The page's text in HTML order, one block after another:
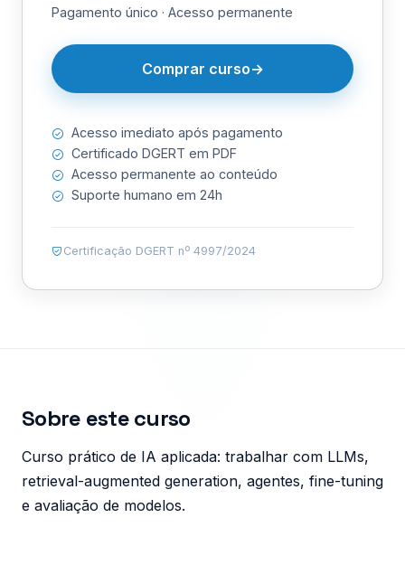
Pagamento único · Acesso permanente
Comprar curso
Acesso imediato após pagamento
Certificado DGERT em PDF
Acesso permanente ao conteúdo
Suporte humano em 24h
Certificação DGERT nº 4997/2024
Sobre este curso
Curso prático de IA aplicada: trabalhar com LLMs,
retrieval-augmented generation, agentes, fine-tuning
e avaliação de modelos.